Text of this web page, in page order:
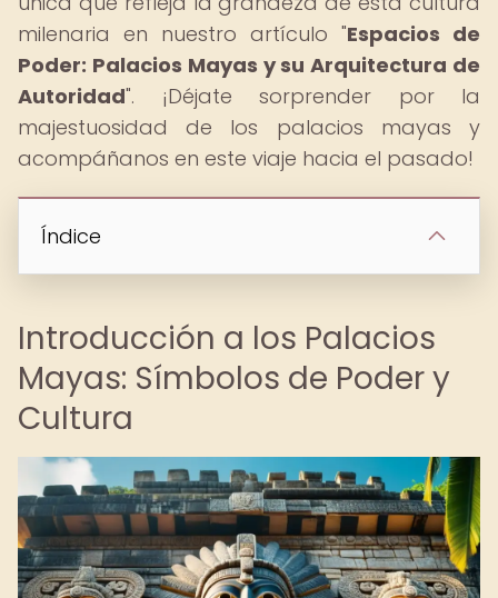
milenaria en nuestro artículo "Espacios de
Poder: Palacios Mayas y su Arquitectura de
Autoridad". ¡Déjate sorprender por la
majestuosidad de los palacios mayas y
acompáñanos en este viaje hacia el pasado!
Índice
Introducción a los Palacios
Mayas: Símbolos de Poder y
Cultura